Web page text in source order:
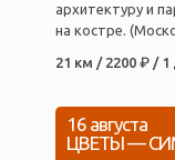
архитектуру и
на костре.
21 км / 2200 ₽ /
16 августа
ЦВЕТЫ —